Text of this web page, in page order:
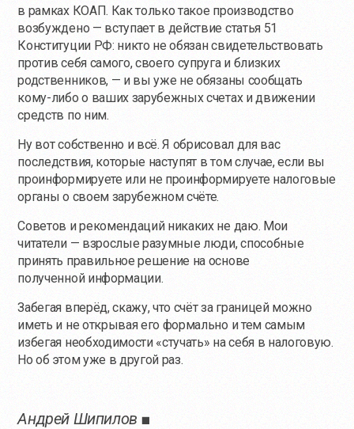
в рамках КОАП. Как только такое производство
возбуждено — вступает в действие статья 51
Конституции РФ: никто не обязан свидетельствовать
против себя самого, своего супруга и близких
родственников, — и вы уже не обязаны сообщать
кому-либо о ваших зарубежных счетах и движении
средств по ним.
Ну вот собственно и всё. Я обрисовал для вас
последствия, которые наступят в том случае, если вы
проинформируете или не проинформируете налоговые
органы о своем зарубежном счёте.
Советов и рекомендаций никаких не даю. Мои
читатели — взрослые разумные люди, способные
принять правильное решение на основе
полученной информации.
Забегая вперёд, скажу, что счёт за границей можно
иметь и не открывая его формально и тем самым
избегая необходимости «стучать» на себя в налоговую.
Но об этом уже в другой раз.
Андрей Шипилов ■